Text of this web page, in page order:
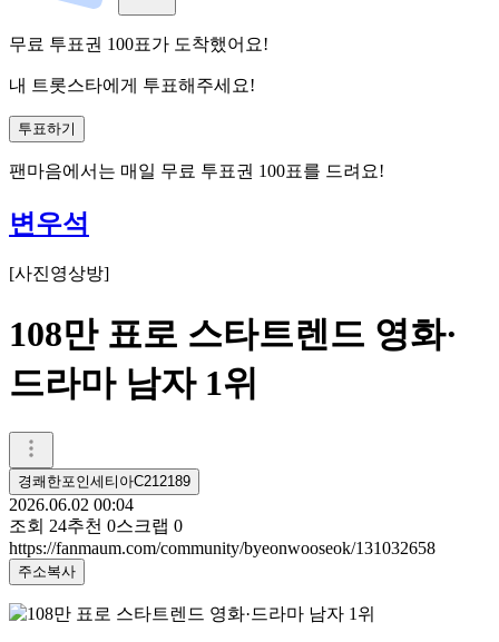
무료 투표권 100표가 도착했어요!
내 트롯스타에게 투표해주세요!
투표하기
팬마음에서는 매일 무료 투표권 100표를 드려요!
변우석
[사진영상방]
108만 표로 스타트렌드 영화·
드라마 남자 1위
경쾌한포인세티아C212189
2026.06.02 00:04
조회 24추천 0스크랩 0
https://fanmaum.com/community/byeonwooseok/131032658
주소복사